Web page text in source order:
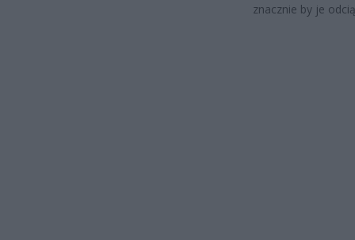
znacznie by je